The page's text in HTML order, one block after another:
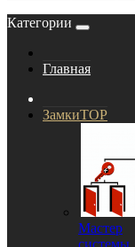
Категории
Главная
ЗамкиTOP
Мастер
системы